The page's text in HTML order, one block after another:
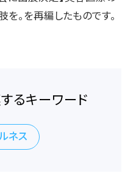
を。を再編したものです。
るキーワード
ネス